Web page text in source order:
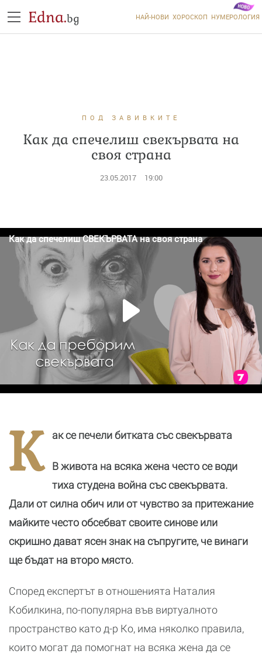
Edna.bg НАЙ-НОВИ ХОРОСКОП НУМЕРОЛОГИЯ
ПОД ЗАВИВКИТЕ
Как да спечелиш свекървата на
своя страна
23.05.2017 19:00
К ак се печели битката със свекървата
В живота на всяка жена често се води
тиха студена война със свекървата.
Дали от силна обич или от чувство за притежание
майките често обсебват своите синове или
скришно дават ясен знак на съпругите, че винаги
ще бъдат на второ място.
Според експертът в отношенията Наталия
Кобилкина, по-популярна във виртуалното
пространство като д-р Ко, има няколко правила,
които могат да помогнат на всяка жена да се